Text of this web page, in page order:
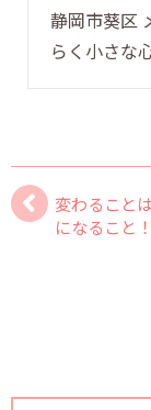
静岡市葵区
らく小さな
変わること
になること！